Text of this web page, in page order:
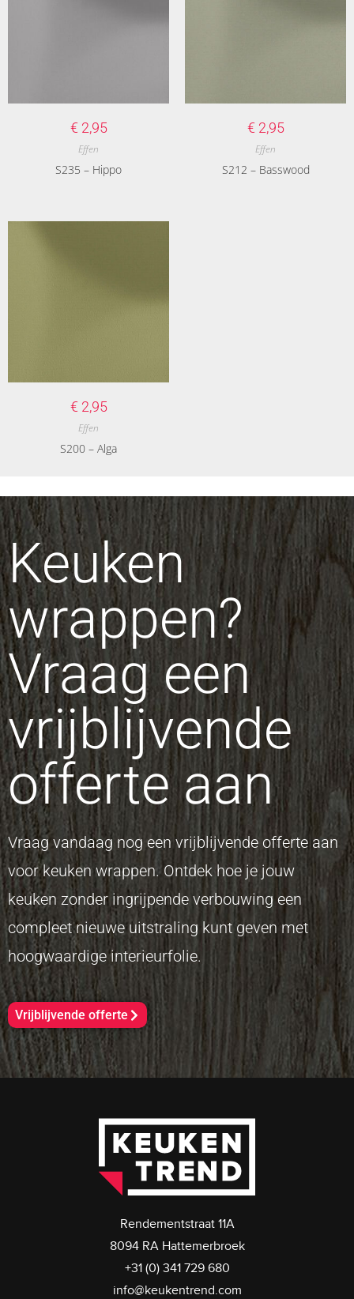
€ 2,95
Effen
S235 – Hippo
€ 2,95
Effen
S212 – Basswood
€ 2,95
Effen
S200 – Alga
Keuken
wrappen?
Vraag een
vrijblijvende
offerte aan
Vraag vandaag nog een vrijblijvende offerte aan
voor keuken wrappen. Ontdek hoe je jouw
keuken zonder ingrijpende verbouwing een
compleet nieuwe uitstraling kunt geven met
hoogwaardige interieurfolie.
Vrijblijvende offerte
Rendementstraat 11A
8094 RA Hattemerbroek
+31 (0) 341 729 680
info@keukentrend.com